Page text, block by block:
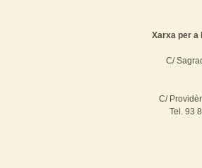
Xarxa per a
C/
C/
Tel. 93